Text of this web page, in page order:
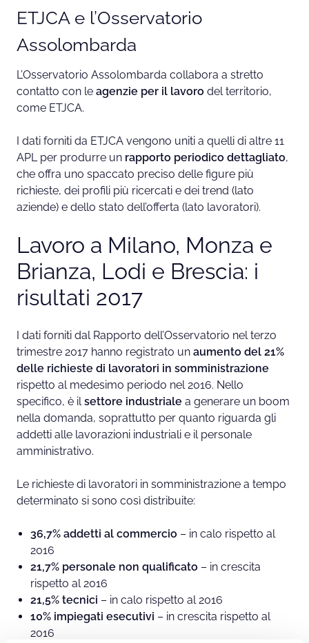
ETJCA e l’Osservatorio
Assolombarda
L’Osservatorio Assolombarda collabora a stretto
contatto con le agenzie per il lavoro del territorio,
come ETJCA.
I dati forniti da ETJCA vengono uniti a quelli di altre 11
APL per produrre un rapporto periodico dettagliato,
che offra uno spaccato preciso delle figure più
richieste, dei profili più ricercati e dei trend (lato
aziende) e dello stato dell’offerta (lato lavoratori).
Lavoro a Milano, Monza e
Brianza, Lodi e Brescia: i
risultati 2017
I dati forniti dal Rapporto dell’Osservatorio nel terzo
trimestre 2017 hanno registrato un aumento del 21%
delle richieste di lavoratori in somministrazione
rispetto al medesimo periodo nel 2016. Nello
specifico, è ilsettore industriale a generare un boom
nella domanda, soprattutto per quanto riguarda gli
addetti alle lavorazioni industriali e il personale
amministrativo.
Le richieste di lavoratori in somministrazione a tempo
determinato si sono così distribuite:
36,7% addetti al commercio – in calo rispetto al
2016
21,7% personale non qualificato – in crescita
rispetto al 2016
21,5% tecnici – in calo rispetto al 2016
10% impiegati esecutivi – in crescita rispetto al
2016